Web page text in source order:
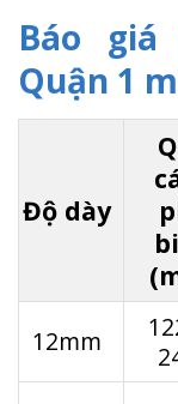
Báo
Quận 1
Độ dày
12mm